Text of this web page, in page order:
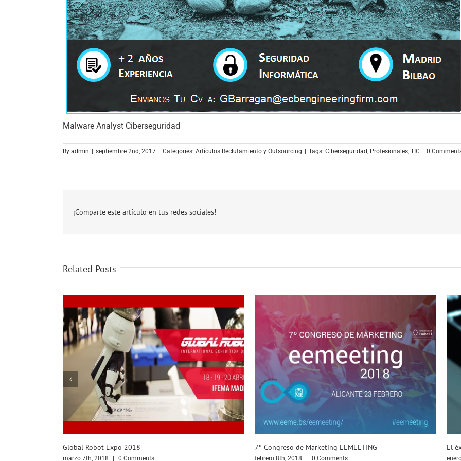
Malware Analyst Ciberseguridad
By admin | septiembre 2nd, 2017 | Categories: Artículos Reclutamiento y Outsourcing | Tags: Ciberseguridad Profesionales TIC | 0
¡Comparte este artículo en tus redes sociales!
Related Posts
7º Congreso de Marketing EEMEETING
febrero 8th, 2018 0 Comments
El éxito empresarial en base a nuestras decisiones
enero 22nd, 2018 0 Comments